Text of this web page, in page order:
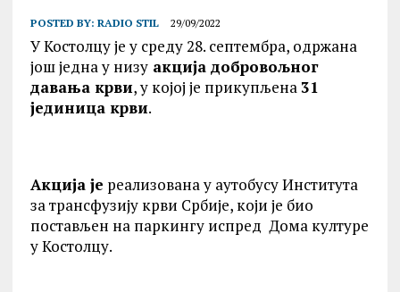
POSTED BY: RADIO STIL 29/09/2022
У Костолцу је у среду 28. септембра, одржана
још једна у низуакција добровољног
давања крви, у којој је прикупљена31
јединица крви.
Акција је реализована у аутобусу Института
за трансфузију крви Србије, који је био
постављен на паркингу испред Дома културе
у Костолцу.